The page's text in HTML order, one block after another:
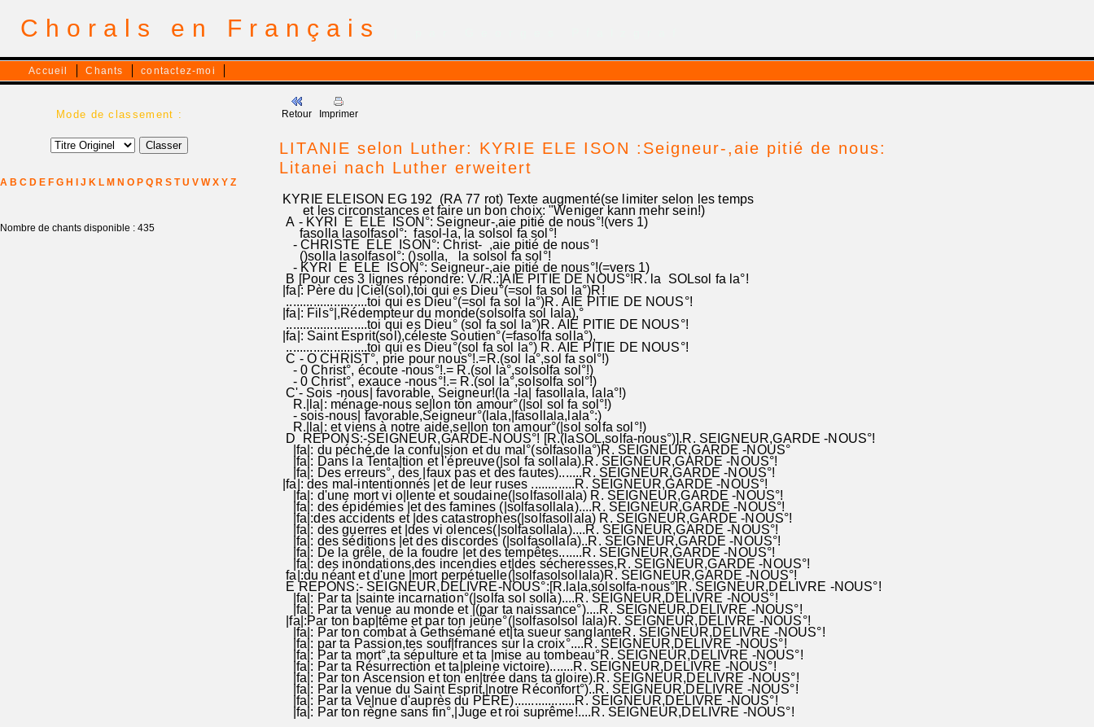
Chorals en Français
Accueil Chants contactez-moi
Mode de classement :
A B C D E F G H J K L M N O P Q R S T U V W X Y Z
Nombre de chants disponible : 435
Retour Imprimer
LITANIE selon Luther: KYRIE ELE ISON :Seigneur-,aie pitié de nous:
Litanei nach Luther erweitert
KYRIE ELEISON EG 192 (RA 77 rot) Texte augmenté(se limiter selon les temps
et les circonstances et faire un bon choix: "Weniger kann mehr sein!)
A - KYRI E ELE ISON°: Seigneur-,aie pitié de nous°!(vers 1)
fasolla lasolfasol°: fasol-la, la solsol fa sol°!
- CHRISTE ELE ISON°: Christ- ,aie pitié de nous°!
()solla lasolfasol°: ()solla, la solsol fa sol°!
- KYRI E ELE ISON°: Seigneur-,aie pitié de nous°!(=vers 1)
B [Pour ces 3 lignes répondre: V./R.:]AIE PITIE DE NOUS°!R. la SOLsol fa la°!
|fa|: Père du |Ciel(sol),toi qui es Dieu°(=sol fa sol la°)R!
........................toi qui es Dieu°(=sol fa sol la°)R. AIE PITIE DE NOUS°!
|fa|: Fils°|,Rédempteur du monde(solsolfa sol lala),°
........................toi qui es Dieu° (sol fa sol la°)R. AIE PITIE DE NOUS°!
|fa|: Saint Esprit(sol),céleste Soutien°(=fasolfa solla°),
........................toi qui es Dieu°(sol fa sol la°) R. AIE PITIE DE NOUS°!
C - O CHRIST°, prie pour nous°!.=R.(sol la°,sol fa sol°!)
- 0 Christ°, écoute -nous°!.= R.(sol la°,solsolfa sol°!)
- 0 Christ°, exauce -nous°!.= R.(sol la°,solsolfa sol°!)
C'- Sois -nous| favorable, Seigneur!(la -la| fasollala, lala°!)
R.|la|: ménage-nous se|lon ton amour°(|sol sol fa sol°!)
- sois-nous| favorable,Seigneur°(lala,|fasollala,lala°:)
R.|la|: et viens à notre aide,se|lon ton amour°(|sol solfa sol°!)
D REPONS:-SEIGNEUR,GARDE-NOUS°! [R.(laSOL,solfa-nous°)].R. SEIGNEUR,GARDE -NOUS°!
|fa|: du péché,de la confu|sion et du mal°(solfasolla°)R. SEIGNEUR,GARDE -NOUS°
|fa|: Dans la Tenta|tion et l'épreuve(|sol fa sollala).R. SEIGNEUR,GARDE -NOUS°!
|fa|: Des erreurs°, des |faux pas et des fautes).......R. SEIGNEUR,GARDE -NOUS°!
|fa|: des mal-intentionnés |et de leur ruses .............R. SEIGNEUR,GARDE -NOUS°!
|fa|: d'une mort vi o|lente et soudaine(|solfasollala) R. SEIGNEUR,GARDE -NOUS°!
|fa|: des épidémies |et des famines (|solfasollala)....R. SEIGNEUR,GARDE -NOUS°!
|fa|:des accidents et |des catastrophes(|solfasollala) R. SEIGNEUR,GARDE -NOUS°!
|fa|: des guerres et |des vi olences(|solfasollala)....R. SEIGNEUR,GARDE -NOUS°!
|fa|: des séditions |et des discordes (|solfasollala)..R. SEIGNEUR,GARDE -NOUS°!
|fa|: De la grêle, de la foudre |et des tempêtes.......R. SEIGNEUR,GARDE -NOUS°!
|fa|: des inondations,des incendies et|des sécheresses,R. SEIGNEUR,GARDE -NOUS°!
fa|:du néant et d'une |mort perpétuelle(|solfasolsollala)R. SEIGNEUR,GARDE -NOUS°!
E REPONS:- SEIGNEUR,DELIVRE-NOUS°:[R.lala,solsolfa-nous°]R. SEIGNEUR,DELIVRE -NOUS°!
|fa|: Par ta |sainte incarnation°(|solfa sol solla)....R. SEIGNEUR,DELIVRE -NOUS°!
|fa|: Par ta venue au monde et |(par ta naissance°)....R. SEIGNEUR,DELIVRE -NOUS°!
|fa|:Par ton bap|tême et par ton jeûne°(|solfasolsol lala)R. SEIGNEUR,DELIVRE -NOUS°!
|fa|: Par ton combat à Gethsémané et|ta sueur sanglanteR. SEIGNEUR,DELIVRE -NOUS°!
|fa|: par ta Passion,tes souf|frances sur la croix°....R. SEIGNEUR,DELIVRE -NOUS°!
|fa|: Par ta mort°,ta sépulture et ta |mise au tombeau°R. SEIGNEUR,DELIVRE -NOUS°!
|fa|: Par ta Résurrection et ta|pleine victoire).......R. SEIGNEUR,DELIVRE -NOUS°!
|fa|: Par ton Ascension et ton en|trée dans ta gloire).R. SEIGNEUR,DELIVRE -NOUS°!
|fa|: Par la venue du Saint Esprit,|notre Réconfort°)..R. SEIGNEUR,DELIVRE -NOUS°!
|fa|: Par ta Ve|nue d'auprès du PERE)..................R. SEIGNEUR,DELIVRE -NOUS°!
|fa|: Par ton règne sans fin°,|Juge et roi suprême!....R. SEIGNEUR,DELIVRE -NOUS°!